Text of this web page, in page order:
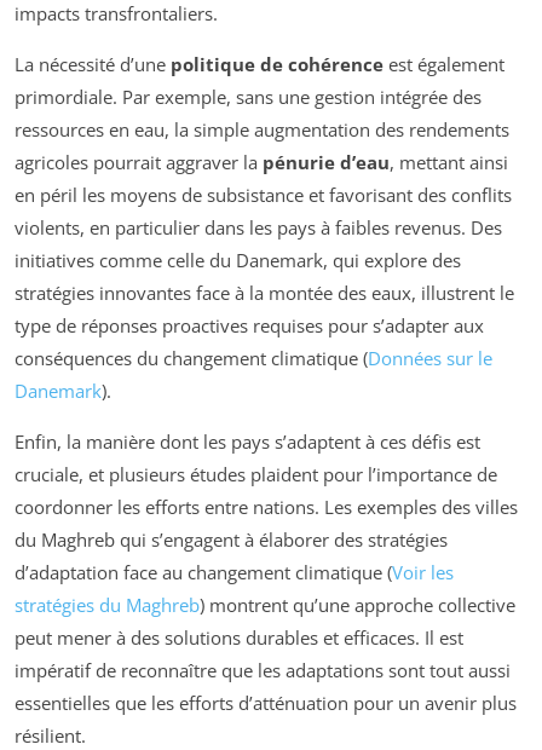
impacts transfrontaliers.
La nécessité d’une politique de cohérence est également
primordiale. Par exemple, sans une gestion intégrée des
ressources en eau, la simple augmentation des rendements
agricoles pourrait aggraver la pénurie d’eau, mettant ainsi
en péril les moyens de subsistance et favorisant des conflits
violents, en particulier dans les pays à faibles revenus. Des
initiatives comme celle du Danemark, qui explore des
stratégies innovantes face à la montée des eaux, illustrent le
type de réponses proactives requises pour s’adapter aux
conséquences du changement climatique (Données sur le
Danemark).
Enfin, la manière dont les pays s’adaptent à ces défis est
cruciale, et plusieurs études plaident pour l’importance de
coordonner les efforts entre nations. Les exemples des villes
du Maghreb qui s’engagent à élaborer des stratégies
d’adaptation face au changement climatique (Voir les
stratégies du Maghreb) montrent qu’une approche collective
peut mener à des solutions durables et efficaces. Il est
impératif de reconnaître que les adaptations sont tout aussi
essentielles que les efforts d’atténuation pour un avenir plus
résilient.